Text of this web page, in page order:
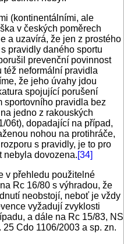
(kontinentálními, ale
v českých poměrech
a uzavírá, že jen z prostého
pravidly daného sportu
prevenční povinnost
neformální pravidla
že jeho úvahy jdou
spojující porušení
sportovního pravidla bez
jedno z rakouských
06t), dopadající na případ,
nohou na protihráče,
s pravidly, je to pro
nebyla dovozena.[34]
v přehledu použitelné
Rc 16/80 s výhradou, že
neobstojí, neboť je vždy
vyžadují zvyklosti
a dále na Rc 15/83, NS
Cdo 1106/2003 a sp. zn.